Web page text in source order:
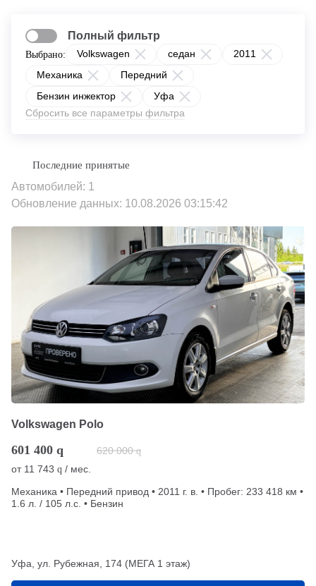
Выбрано: Volkswagen седан
2011
Механика
Передний
Бензин инжектор
Уфа
Сбросить все параметры фильтра
Полный фильтр
Автомобилей: 1
Обновление данных: 10.08.2026 03:15:42
Volkswagen Polo
601 400 q 620 000 q
от 11 743 q / мес.
Механика • Передний привод • 2011 г. в. • Пробег: 233 418 км •
1.6 л. / 105 л.с. • Бензин
Уфа, ул. Рубежная, 174 (МЕГА 1 этаж)